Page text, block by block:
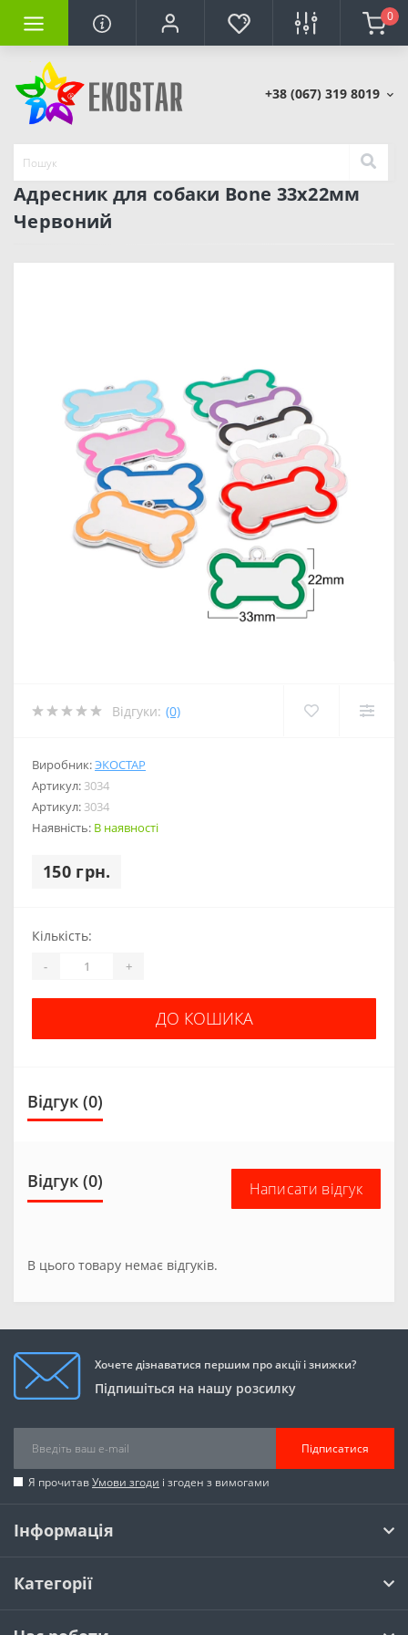
0
+38 (067) 319 8019
Адресник для собаки Bone 33x22мм
Червоний
Відгуки: (0)
Виробник:ЭКОСТАР
Артикул: 3034
Артикул: 3034
Наявність: В наявності
150 грн.
Кількість:
- +
ДО КОШИКА
Відгук (0)
Відгук (0) Написати відгук
В цього товару немає відгуків.
Хочете дізнаватися першим про акції і знижки?
Підпишіться на нашу розсилку
Підписатися
Я прочитавУмови згоди і згоден з вимогами
Інформація
Категорії